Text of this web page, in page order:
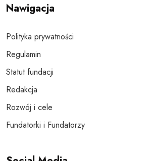
Nawigacja
Polityka prywatności
Regulamin
Statut fundacji
Redakcja
Rozwój i cele
Fundatorki i Fundatorzy